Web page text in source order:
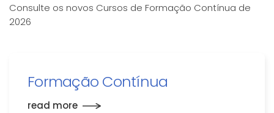
Consulte os novos Cursos de Formação Contínua de
2026
Formação Contínua
read more